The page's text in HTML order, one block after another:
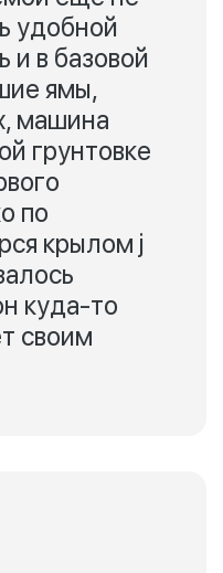
удобной
и в базовой
ямы,
машина
грунтовке
по
крылом j
куда-то
своим